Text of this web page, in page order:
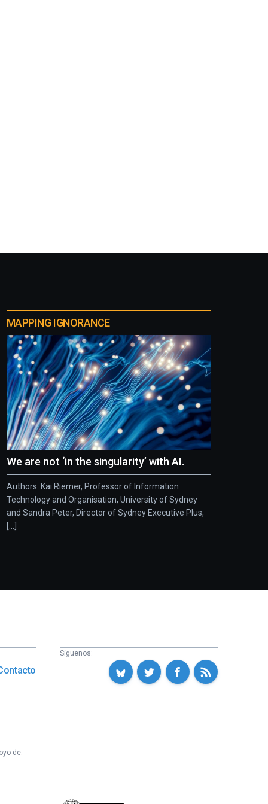
MAPPING IGNORANCE
We are not ‘in the singularity’ with AI.
Authors: Kai Riemer, Professor of Information
Technology and Organisation, University of Sydney
and Sandra Peter, Director of Sydney Executive Plus,
[...]
Síguenos:
de: